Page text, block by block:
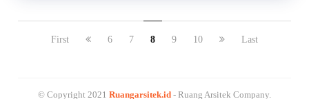
First 6 7 8 9 10 Last
© Copyright 2021 Ruangarsitek.id - Ruang Arsitek Company.